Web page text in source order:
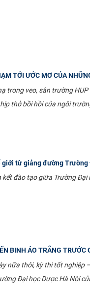
TỚI ƯỚC MƠ CỦA
trong veo, sân trường
thở bồi hồi của ngôi
giới từ giảng đường Trường
kết đào tạo giữa Trường
BINH ÁO TRẮNG TRƯỚC
nữa thôi, kỳ thi tốt nghiệp
Đại học Dược Hà Nội